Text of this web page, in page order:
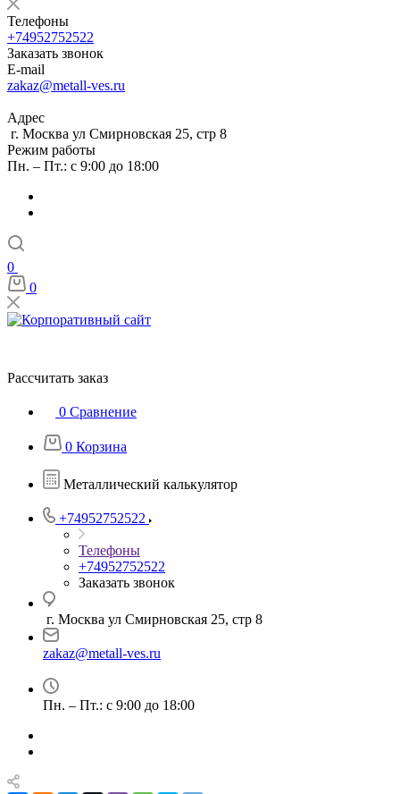
Телефоны
+74952752522
Заказать звонок
E-mail
zakaz@metall-ves.ru
Адрес
г. Москва ул Смирновская 25, стр 8
Режим работы
Пн. – Пт.: с 9:00 до 18:00
0
0
Рассчитать заказ
0 Сравнение
0 Корзина
Металлический калькулятор
+74952752522
Телефоны
+74952752522
Заказать звонок
г. Москва ул Смирновская 25, стр 8
zakaz@metall-ves.ru
Пн. – Пт.: с 9:00 до 18:00